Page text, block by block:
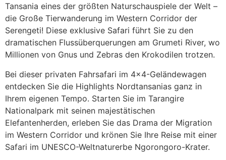
Tansania eines der größten Naturschauspiele der Welt –
die Große Tierwanderung im Western Corridor der
Serengeti! Diese exklusive Safari führt Sie zu den
dramatischen Flussüberquerungen am Grumeti River, wo
Millionen von Gnus und Zebras den Krokodilen trotzen.
Bei dieser privaten Fahrsafari im 4×4-Geländewagen
entdecken Sie die Highlights Nordtansanias ganz in
Ihrem eigenen Tempo. Starten Sie im Tarangire
Nationalpark mit seinen majestätischen
Elefantenherden, erleben Sie das Drama der Migration
im Western Corridor und krönen Sie Ihre Reise mit einer
Safari im UNESCO-Weltnaturerbe Ngorongoro-Krater.